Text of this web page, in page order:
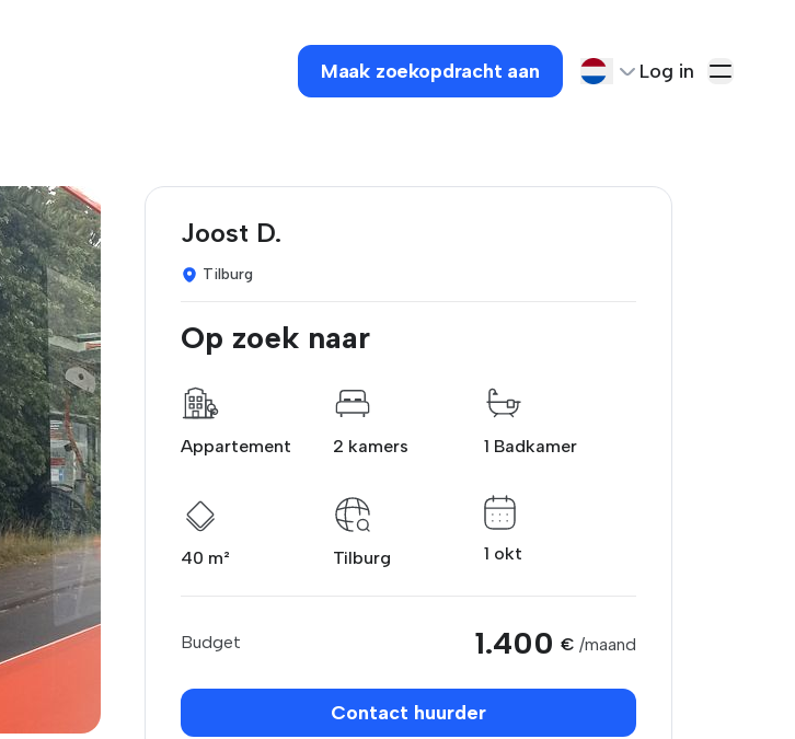
Maak zoekopdracht aan Log in
Joost D.
Tilburg
Op zoek naar
Appartement 2 kamers 1 Badkamer
40 m² Tilburg 1 okt
Budget 1.400 € /maand
Contact huurder